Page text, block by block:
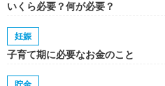
いくら必要？何が必要？
妊娠
子育て期に必要なお金のこと